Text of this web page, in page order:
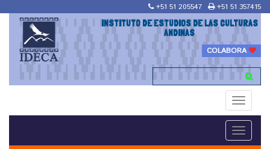
+51 51 205547 +51 51 357415
INSTITUTO DE ESTUDIOS DE LAS CULTURAS
ANDINAS
COLABORA
Toggle
Toggle